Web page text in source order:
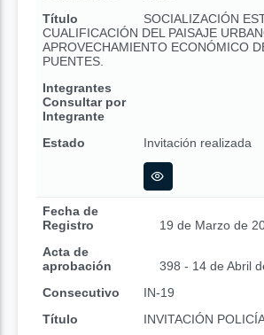
Título
SOCIALIZACIÓN
CUALIFICACIÓN DEL PAISAJE
APROVECHAMIENTO ECONÓMICO
PUENTES.
Integrantes
Consultar por
Integrante
Estado
Invitación realizada
Fecha de
Registro
19 de Marzo de
Acta de
aprobación
398 - 14 de Abril
Consecutivo
IN-19
Título
INVITACIÓN